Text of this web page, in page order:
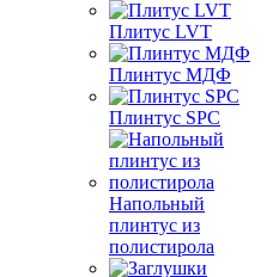
Плитус LVT
Плинтус МДФ
Плинтус SPC
Напольный
плинтус из
полистирола